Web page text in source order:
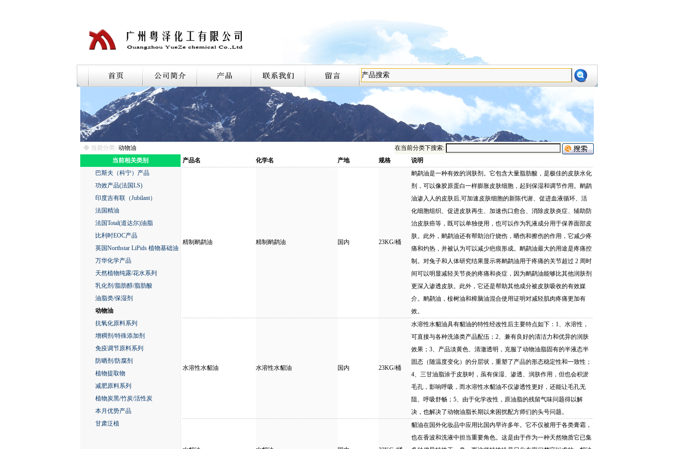
◆ 当前分类: 动物油
在当前分类下搜索:
当前相关类别
巴斯夫（科宁）产品
功效产品(法国LS)
印度吉有联（Jubilant）
法国精油
法国Total(道达尔)油脂
比利时EOC产品
英国Northstar LiPids 植物基础油
万华化学产品
天然植物纯露/花水系列
乳化剂/脂肪醇/脂肪酸
油脂类/保湿剂
动物油
抗氧化原料系列
增稠剂/特殊添加剂
免疫调节原料系列
防晒剂/防腐剂
植物提取物
减肥原料系列
植物炭黑/竹炭/活性炭
本月优势产品
甘肃泛植
产品名 化学名 产地 规格 说明
精制鸸鹋油 精制鸸鹋油 国内 23KG/桶
鸸鹋油是一种有效的润肤剂。它包含大量脂肪酸，是极佳的皮肤水化
剂，可以像胶原蛋白一样膨胀皮肤细胞，起到保湿和调节作用。鸸鹋
油渗入人的皮肤后,可加速皮肤细胞的新陈代谢、促进血液循环、活
化细胞组织、促进皮肤再生、加速伤口愈合、消除皮肤炎症、辅助防
治皮肤癌等，既可以单独使用，也可以作为乳液成分用于保养面部皮
肤。此外，鸸鹋油还有帮助治疗烧伤，晒伤和擦伤的作用，它减少疼
痛和灼热，并被认为可以减少疤痕形成。鸸鹋油最大的用途是疼痛控
制。对兔子和人体研究结果显示将鸸鹋油用于疼痛的关节超过 2 周时
间可以明显减轻关节炎的疼痛和炎症，因为鸸鹋油能够比其他润肤剂
更深入渗透皮肤。此外，它还是帮助其他成分被皮肤吸收的有效媒
介。鸸鹋油，桉树油和樟脑油混合使用证明对减轻肌肉疼痛更加有
效。
水溶性水貂油 水溶性水貂油 国内 23KG/桶
水溶性水貂油具有貂油的特性经改性后主要特点如下：1、水溶性，
可直接与各种洗涤类产品配伍；2、兼有良好的清洁力和优异的润肤
效果；3、产品淡黄色、清澈透明，克服了动物油脂固有的半液态半
固态（随温度变化）的分层状，重塑了产品的形态稳定性和一致性；
4、三甘油脂涂于皮肤时，虽有保湿、渗透、润肤作用，但也会积淤
毛孔，影响呼吸，而水溶性水貂油不仅渗透性更好，还能让毛孔无
阻、呼吸舒畅；5、由于化学改性，原油脂的残留气味问题得以解
决，也解决了动物油脂长期以来困扰配方师们的头号问题。
貂油在国外化妆品中应用比国内早许多年。它不仅被用于各类膏霜，
也在香波和洗液中担当重要角色。这是由于作为一种天然物质它已集